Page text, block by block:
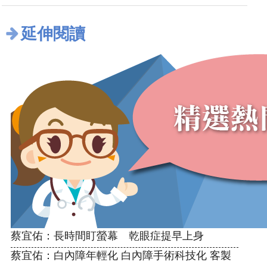
延伸閱讀
蔡宜佑：長時間盯螢幕 乾眼症提早上身
蔡宜佑：白內障年輕化 白內障手術科技化 客製